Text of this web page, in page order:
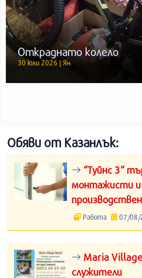
Откраднато колело
30 юли 2026 | Ян
Обяви от Казанлък:
“Туйнс 3“
монтажисти и
Работа 07/08/
Maria
служители